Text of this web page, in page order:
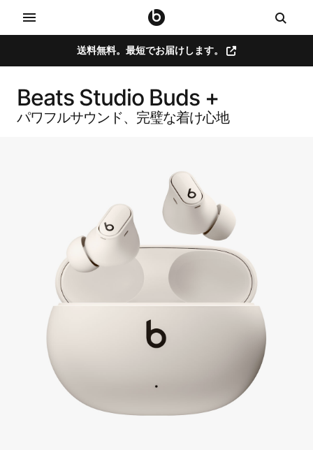
送料無料。​​最短で​​お届けします。
Beats Studio Buds +
パワフルサウンド、​​完璧な​​着け心地